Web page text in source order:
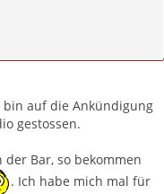
auf die Ankündigung
gestossen.
Bar, so bekommen
. Ich habe mich mal für
Zitieren